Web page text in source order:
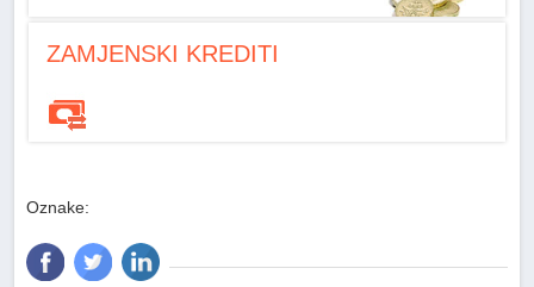
ZAMJENSKI KREDITI
Oznake: